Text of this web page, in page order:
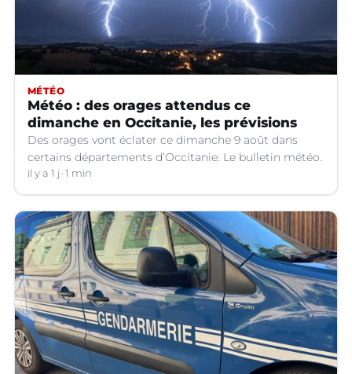
MÉTÉO
Météo : des orages attendus ce
dimanche en Occitanie, les prévisions
Des orages vont éclater ce dimanche 9 août dans
certains départements d’Occitanie. Le bulletin météo.
il y a 1 j 1 min